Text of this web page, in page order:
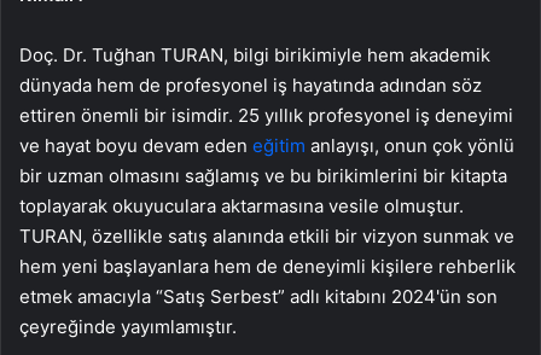
Doç. Dr. Tuğhan TURAN, bilgi birikimiyle hem akademik
dünyada hem de profesyonel iş hayatında adından söz
ettiren önemli bir isimdir. 25 yıllık profesyonel iş deneyimi
ve hayat boyu devam eden eğitim anlayışı, onun çok yönlü
bir uzman olmasını sağlamış ve bu birikimlerini bir kitapta
toplayarak okuyuculara aktarmasına vesile olmuştur.
TURAN, özellikle satış alanında etkili bir vizyon sunmak ve
hem yeni başlayanlara hem de deneyimli kişilere rehberlik
etmek amacıyla “Satış Serbest” adlı kitabını 2024'ün son
çeyreğinde yayımlamıştır.